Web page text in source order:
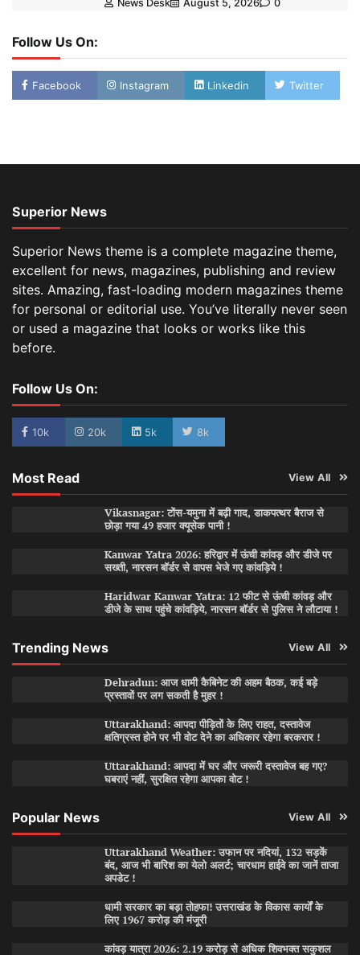
News Desk August 5, 2026 0
Follow Us On:
Facebook Instagram Linkedin Twitter
Superior News
Superior News theme is a complete magazine theme,
excellent for news, magazines, publishing and review
sites. Amazing, fast-loading modern magazines theme
for personal or editorial use. You’ve literally never seen
or used a magazine that looks or works like this
before.
Follow Us On:
10k 20k 5k 8k
Most Read View All
Vikasnagar: टोंस-यमुना में बढ़ी गाद, डाकपत्थर बैराज से
छोड़ा गया 49 हजार क्यूसेक पानी !
Kanwar Yatra 2026: हरिद्वार में ऊंची कांवड़ और डीजे पर
सख्ती, नारसन बॉर्डर से वापस भेजे गए कांवड़िये !
Haridwar Kanwar Yatra: 12 फीट से ऊंची कांवड़ और
डीजे के साथ पहुंचे कांवड़िये, नारसन बॉर्डर से पुलिस ने लौटाया !
Trending News View All
Dehradun: आज धामी कैबिनेट की अहम बैठक, कई बड़े
प्रस्तावों पर लग सकती है मुहर !
Uttarakhand: आपदा पीड़ितों के लिए राहत, दस्तावेज
क्षतिग्रस्त होने पर भी वोट देने का अधिकार रहेगा बरकरार !
Uttarakhand: आपदा में घर और जरूरी दस्तावेज बह गए?
घबराएं नहीं, सुरक्षित रहेगा आपका वोट !
Popular News View All
Uttarakhand Weather: उफान पर नदियां, 132 सड़कें
बंद, आज भी बारिश का येलो अलर्ट; चारधाम हाईवे का जानें ताजा
अपडेट !
धामी सरकार का बड़ा तोहफा! उत्तराखंड के विकास कार्यों के
लिए 1967 करोड़ की मंजूरी
कांवड़ यात्रा 2026: 2.19 करोड़ से अधिक शिवभक्त सकुशल